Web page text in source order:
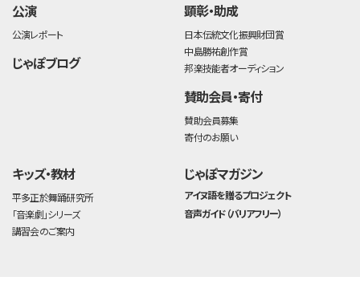
公演
公演レポート
じゃぽブログ
顕彰・助成
日本伝統文化振興財団賞
中島勝祐創作賞
邦楽技能者オーディション
賛助会員・寄付
賛助会員募集
寄付のお願い
キッズ・教材
平多正於舞踊研究所
「音楽劇」シリーズ
講習会のご案内
じゃぽマガジン
アイヌ語を贈るプロジェクト
音声ガイド（バリアフリー）